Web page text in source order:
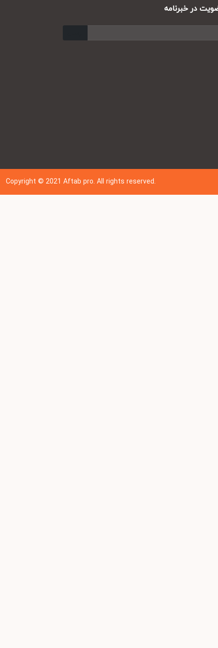
در خبرنامه
Copyright © 202 1Aftab pro. All rights reserved.